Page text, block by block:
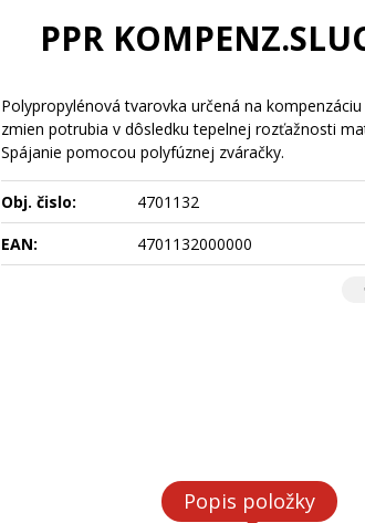
PPR
Polypropylénová tvarovka určená na kompenzáciu
zmien potrubia v dôsledku tepelnej rozťažnosti
Spájanie pomocou polyfúznej zváračky.
Obj. čislo:
4701132
EAN:
4701132000000
Popis položky